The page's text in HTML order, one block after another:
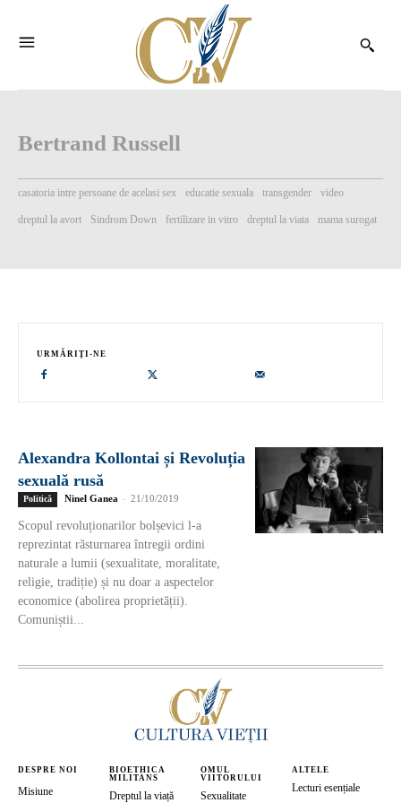
Bertrand Russell
casatoria intre persoane de acelasi sex educatie sexuala transgender video
dreptul la avort Sindrom Down fertilizare in vitro dreptul la viata mama surogat
Alexandra Kollontai și Revoluția
sexuală rusă
Politică Ninel Ganea - 21/10/2019
Scopul revoluționarilor bolșevici l-a
reprezintat răsturnarea întregii ordini
naturale a lumii (sexualitate, moralitate,
religie, tradiție) și nu doar a aspectelor
economice (abolirea proprietății).
Comuniștii...
URMĂRIȚI-NE
DESPRE NOI
Misiune
BIOETHICA
MILITANS
Dreptul la viață
OMUL
VIITORULUI
Sexualitate
ALTELE
Lecturi esențiale